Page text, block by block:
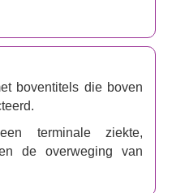
boventitels die boven
terminale ziekte,
de overweging van